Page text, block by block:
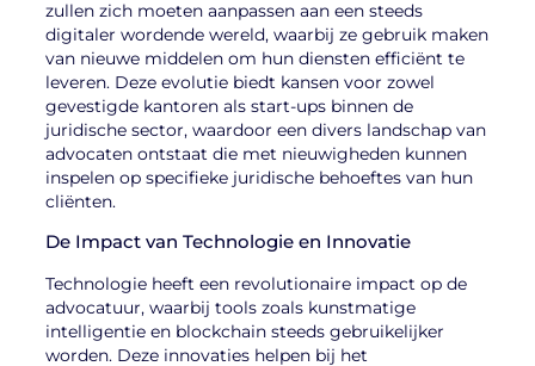
zullen zich moeten aanpassen aan een steeds
digitaler wordende wereld, waarbij ze gebruik maken
van nieuwe middelen om hun diensten efficiënt te
leveren. Deze evolutie biedt kansen voor zowel
gevestigde kantoren als start-ups binnen de
juridische sector, waardoor een divers landschap van
advocaten ontstaat die met nieuwigheden kunnen
inspelen op specifieke juridische behoeftes van hun
cliënten.
De Impact van Technologie en Innovatie
Technologie heeft een revolutionaire impact op de
advocatuur, waarbij tools zoals kunstmatige
intelligentie en blockchain steeds gebruikelijker
worden. Deze innovaties helpen bij het